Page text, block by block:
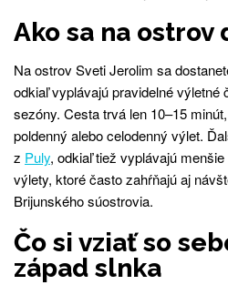
Ako sa na ostrov
Na ostrov Sveti Jerolim sa
odkiaľ vyplávajú pravidelné výletné
sezóny. Cesta trvá len 10–15
poldenný alebo celodenný výlet.
z Puly, odkiaľ tiež vyplávajú
výlety, ktoré často zahŕňajú aj
Brijunského súostrovia.
Čo si vziať so
západ slnka